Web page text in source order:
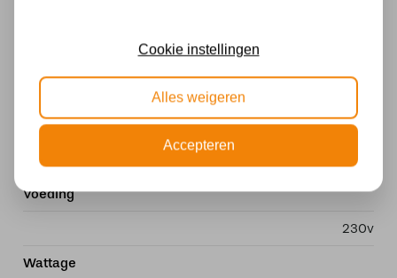
Materiaal
Glas
Voeding
230v
Wattage
Cookie instellingen
Alles weigeren
Accepteren